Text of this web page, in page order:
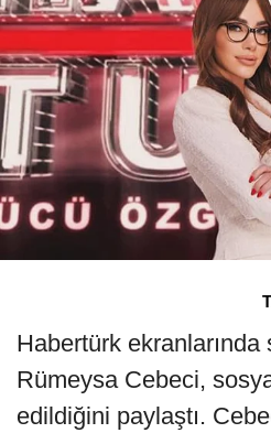
Habertürk
Rümeysa Cebeci,
edildiğini paylaştı.